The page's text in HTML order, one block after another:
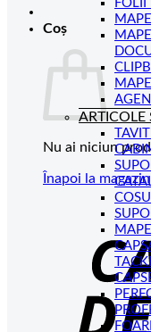
Coș
Nu ai niciun
Înapoi la magazin
FOLII
ARTICOLE